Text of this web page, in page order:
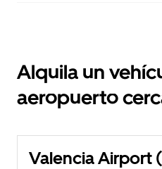
Alquila un
aeropuerto
Valencia Airport